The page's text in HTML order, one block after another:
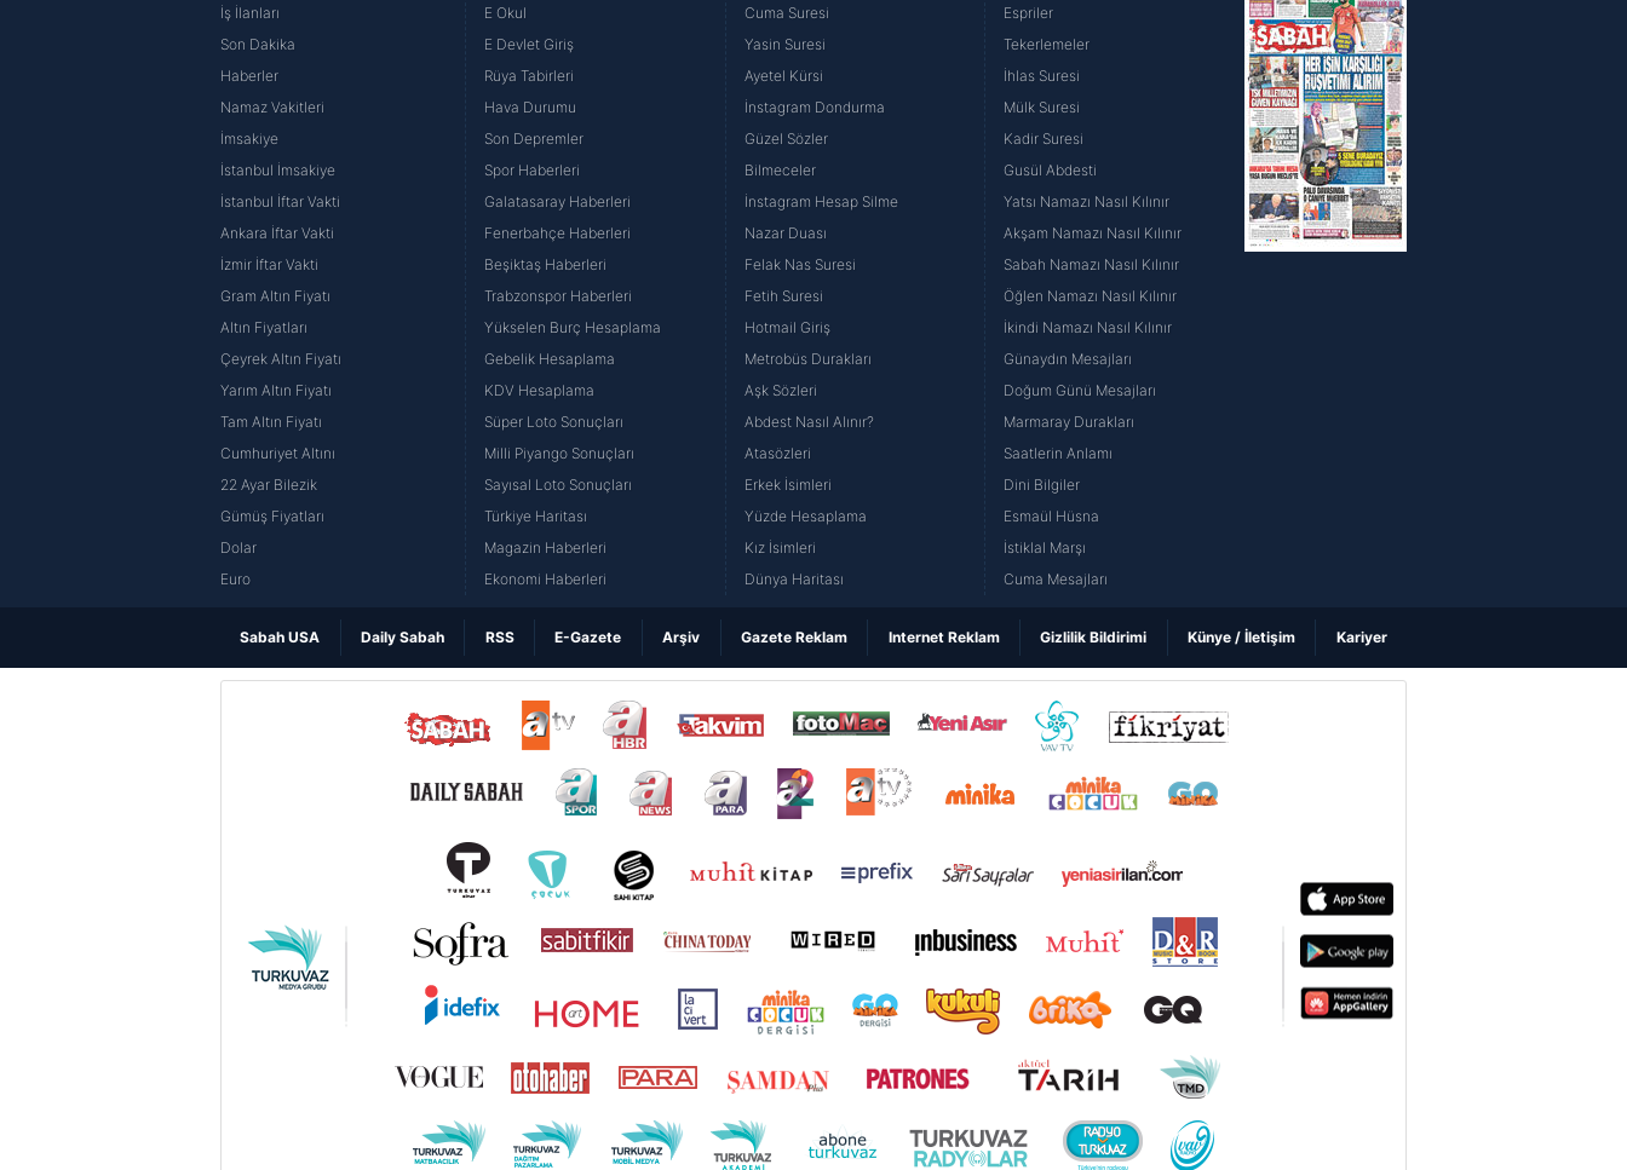
İş İlanları
Son Dakika
Haberler
Namaz Vakitleri
İmsakiye
İstanbul İmsakiye
İstanbul İftar Vakti
Ankara İftar Vakti
İzmir İftar Vakti
Gram Altın Fiyatı
Altın Fiyatları
Çeyrek Altın Fiyatı
Yarım Altın Fiyatı
Tam Altın Fiyatı
Cumhuriyet Altını
22 Ayar Bilezik
Gümüş Fiyatları
Dolar
Euro
E Okul
E Devlet Giriş
Rüya Tabirleri
Hava Durumu
Son Depremler
Spor Haberleri
Galatasaray Haberleri
Fenerbahçe Haberleri
Beşiktaş Haberleri
Trabzonspor Haberleri
Yükselen Burç Hesaplama
Gebelik Hesaplama
KDV Hesaplama
Süper Loto Sonuçları
Milli Piyango Sonuçları
Sayısal Loto Sonuçları
Türkiye Haritası
Magazin Haberleri
Ekonomi Haberleri
Cuma Suresi
Yasin Suresi
Ayetel Kürsi
İnstagram Dondurma
Güzel Sözler
Bilmeceler
İnstagram Hesap Silme
Nazar Duası
Felak Nas Suresi
Fetih Suresi
Hotmail Giriş
Metrobüs Durakları
Aşk Sözleri
Abdest Nasıl Alınır?
Atasözleri
Erkek İsimleri
Yüzde Hesaplama
Kız İsimleri
Dünya Haritası
Espriler
Tekerlemeler
İhlas Suresi
Mülk Suresi
Kadir Suresi
Gusül Abdesti
Yatsı Namazı Nasıl Kılınır
Akşam Namazı Nasıl Kılınır
Sabah Namazı Nasıl Kılınır
Öğlen Namazı Nasıl Kılınır
İkindi Namazı Nasıl Kılınır
Günaydın Mesajları
Doğum Günü Mesajları
Marmaray Durakları
Saatlerin Anlamı
Dini Bilgiler
Esmaül Hüsna
İstiklal Marşı
Cuma Mesajları
Sabah USA Daily Sabah RSS E-Gazete Arşiv Gazete Reklam Internet Reklam Gizlilik Bildirimi Künye / İletişim Kariyer